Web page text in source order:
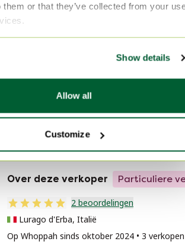
them or that they’ve collected from your
Show details
Allow all
Customize
Ontdek meer
Verkopersinformatie
Over deze verkoper Particuliere
2 beoordelingen
Lurago d'Erba, Italië
Op Whoppah sinds oktober 2024 • 3 verkopen